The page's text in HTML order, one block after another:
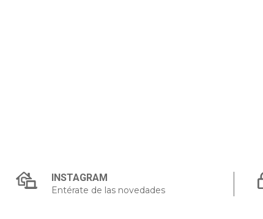
INSTAGRAM
Entérate de las novedades